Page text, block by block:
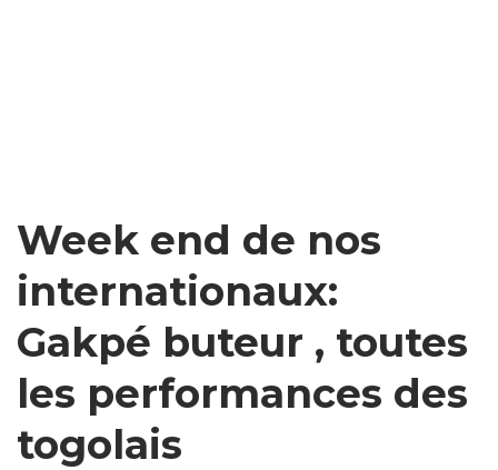
Week end de nos
internationaux:
Gakpé buteur , toutes
les performances des
togolais